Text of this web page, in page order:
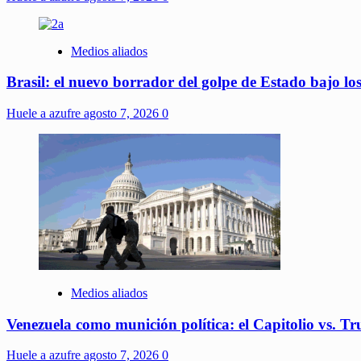
Medios aliados
Brasil: el nuevo borrador del golpe de Estado bajo
Huele a azufre agosto 7, 2026 0
Medios aliados
Venezuela como munición política: el Capitolio vs.
Huele a azufre agosto 7, 2026 0